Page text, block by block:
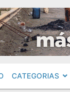
CATEGORIAS